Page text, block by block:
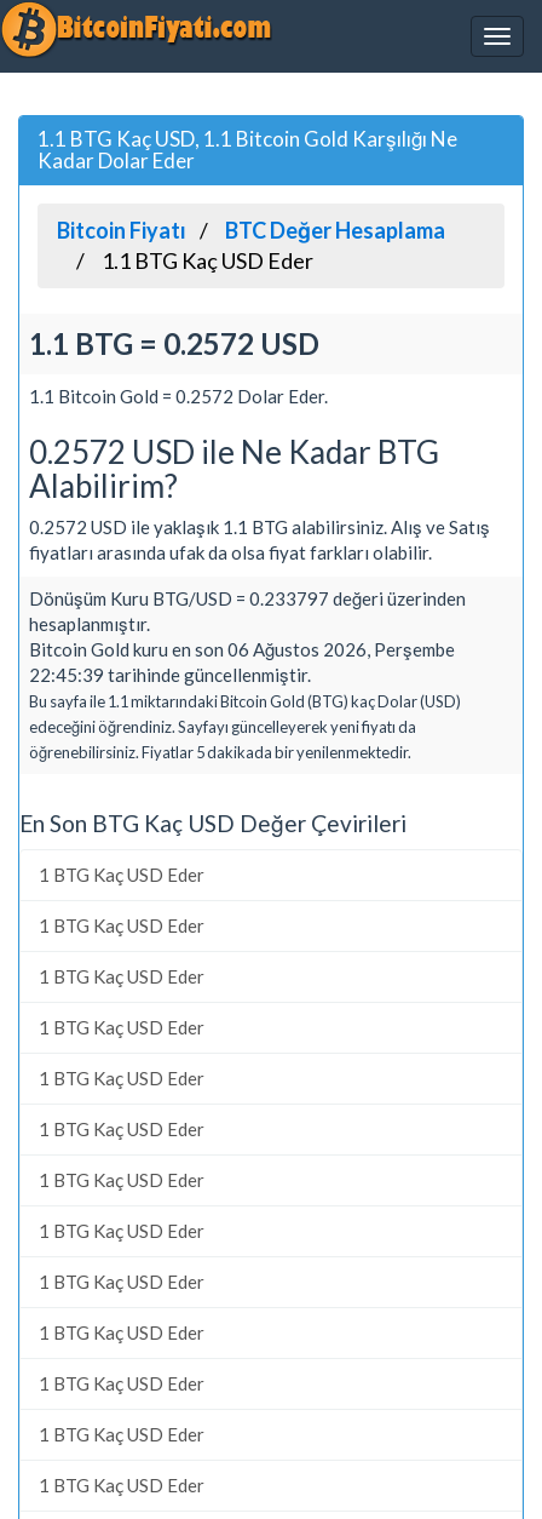
1.1 BTG Kaç USD, 1.1 Bitcoin Gold Karşılığı Ne
Kadar Dolar Eder
Bitcoin Fiyatı
BTC Değer Hesaplama
1.1 BTG Kaç USD Eder
1.1 BTG = 0.2572 USD
1.1 Bitcoin Gold = 0.2572 Dolar Eder.
0.2572 USD ile Ne Kadar BTG
Alabilirim?
0.2572 USD ile yaklaşık 1.1 BTG alabilirsiniz. Alış ve Satış
fiyatları arasında ufak da olsa fiyat farkları olabilir.
Dönüşüm Kuru BTG/USD = 0.233797 değeri üzerinden
hesaplanmıştır.
Bitcoin Gold kuru en son 06 Ağustos 2026, Perşembe
22:45:39 tarihinde güncellenmiştir.
Bu sayfa ile 1.1 miktarındaki Bitcoin Gold (BTG) kaç Dolar (USD)
edeceğini öğrendiniz. Sayfayı güncelleyerek yeni fiyatı da
öğrenebilirsiniz. Fiyatlar 5 dakikada bir yenilenmektedir.
En Son BTG Kaç USD Değer Çevirileri
1 BTG Kaç USD Eder
1 BTG Kaç USD Eder
1 BTG Kaç USD Eder
1 BTG Kaç USD Eder
1 BTG Kaç USD Eder
1 BTG Kaç USD Eder
1 BTG Kaç USD Eder
1 BTG Kaç USD Eder
1 BTG Kaç USD Eder
1 BTG Kaç USD Eder
1 BTG Kaç USD Eder
1 BTG Kaç USD Eder
1 BTG Kaç USD Eder